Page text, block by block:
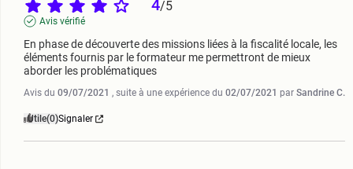
4/5
Avis vérifié
En phase de découverte des missions liées à la fiscalité locale, les
éléments fournis par le formateur me permettront de mieux
aborder les problématiques
Avis du 09/07/2021 , suite à une expérience du 02/07/2021 par Sandrine C.
Utile(0)Signaler